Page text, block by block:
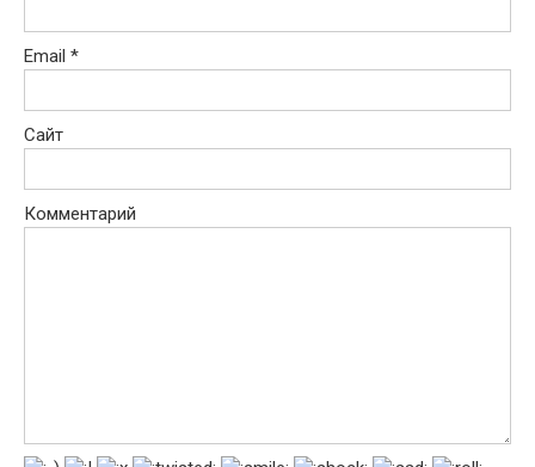
Email *
Сайт
Комментарий